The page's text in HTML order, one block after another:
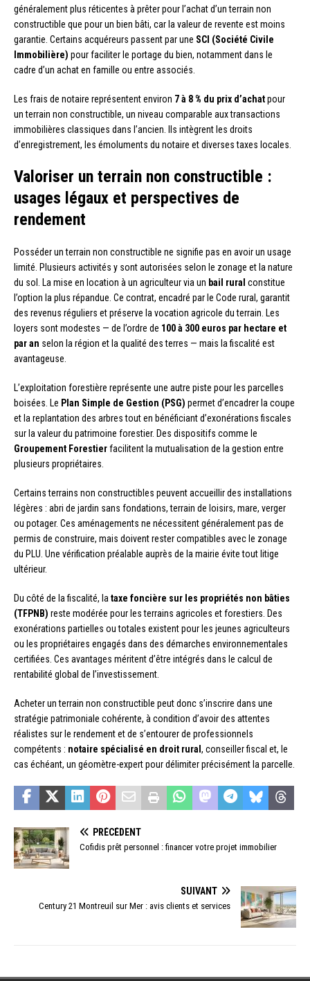
généralement plus réticentes à prêter pour l’achat d’un terrain non
constructible que pour un bien bâti, car la valeur de revente est moins
garantie. Certains acquéreurs passent par une SCI (Société Civile
Immobilière) pour faciliter le portage du bien, notamment dans le
cadre d’un achat en famille ou entre associés.
Les frais de notaire représentent environ 7 à 8 % du prix d’achatpour
un terrain non constructible, un niveau comparable aux transactions
immobilières classiques dans l’ancien. Ils intègrent les droits
d’enregistrement, les émoluments du notaire et diverses taxes locales.
Valoriser un terrain non constructible :
usages légaux et perspectives de
rendement
Posséder un terrain non constructible ne signifie pas en avoir un usage
limité. Plusieurs activités y sont autorisées selon le zonage et la nature
du sol. La mise en location à un agriculteur via un bail rural constitue
l’option la plus répandue. Ce contrat, encadré par le Code rural, garantit
des revenus réguliers et préserve la vocation agricole du terrain. Les
loyers sont modestes — de l’ordre de 100 à 300 euros par hectare et
par an selon la région et la qualité des terres — mais la fiscalité est
avantageuse.
L’exploitation forestière représente une autre piste pour les parcelles
boisées. Le Plan Simple de Gestion (PSG) permet d’encadrer la coupe
et la replantation des arbres tout en bénéficiant d’exonérations fiscales
sur la valeur du patrimoine forestier. Des dispositifs comme le
Groupement Forestierfacilitent la mutualisation de la gestion entre
plusieurs propriétaires.
Certains terrains non constructibles peuvent accueillir des installations
légères : abri de jardin sans fondations, terrain de loisirs, mare, verger
ou potager. Ces aménagements ne nécessitent généralement pas de
permis de construire, mais doivent rester compatibles avec le zonage
du PLU. Une vérification préalable auprès de la mairie évite tout litige
ultérieur.
Du côté de la fiscalité, la taxe foncière sur les propriétés non bâties
(TFPNB) reste modérée pour les terrains agricoles et forestiers. Des
exonérations partielles ou totales existent pour les jeunes agriculteurs
ou les propriétaires engagés dans des démarches environnementales
certifiées. Ces avantages méritent d’être intégrés dans le calcul de
rentabilité global de l’investissement.
Acheter un terrain non constructible peut donc s’inscrire dans une
stratégie patrimoniale cohérente, à condition d’avoir des attentes
réalistes sur le rendement et de s’entourer de professionnels
compétents : notaire spécialisé en droit rural, conseiller fiscal et, le
cas échéant, un géomètre-expert pour délimiter précisément la parcelle.
PRÉCÉDENT
Cofidis prêt personnel : financer votre projet immobilier
SUIVANT
Century 21 Montreuil sur Mer : avis clients et services